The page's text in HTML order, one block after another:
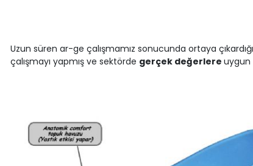
Uzun süren ar-ge çalışmamız sonucunda ortaya
çalışmayı yapmış ve sektörde gerçek değerlere uygun